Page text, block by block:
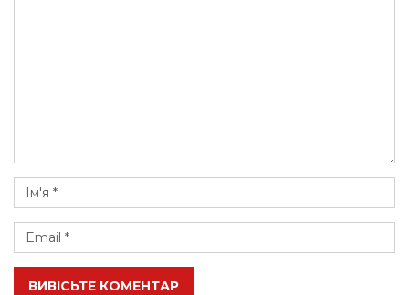
ВИВІСЬТЕ КОМЕНТАР